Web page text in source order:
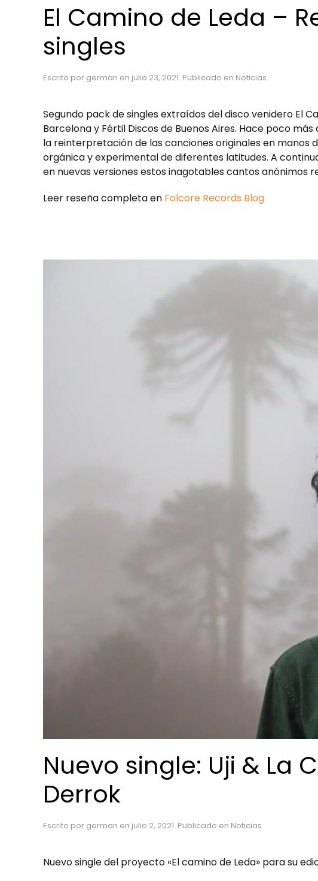
El Camino de Leda –
singles
Escrito por german en julio 23, 2021. Publicado en Noticias.
Segundo pack de singles extraídos del disco venidero El
Barcelona y Fértil Discos de Buenos Aires. Hace poco
la reinterpretación de las canciones originales en
orgánica y experimental de diferentes latitudes. A
en nuevas versiones estos inagotables cantos anónimos
Leer reseña completa en Folcore Records Blog
Nuevo single: Uji & La
Derrok
Escrito por german en julio 2, 2021. Publicado en Noticias.
Nuevo single del proyecto «El camino de Leda» para su